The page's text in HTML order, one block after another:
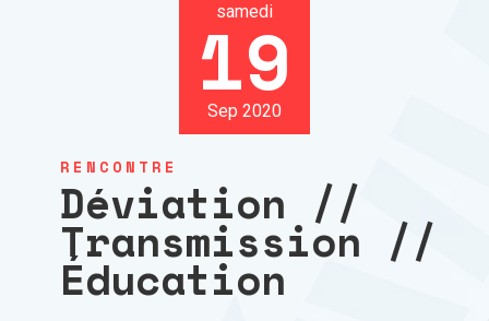
samedi
19
Sep 2020
RENCONTRE
Déviation //
Transmission //
Éducation